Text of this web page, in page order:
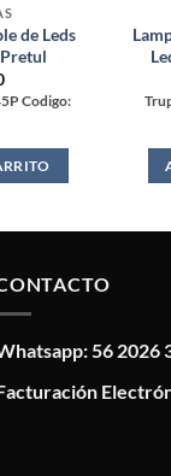
de Leds
Codigo:
56 2026